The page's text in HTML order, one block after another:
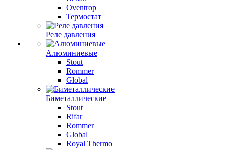
Oventrop
Термостат
Реле давления
Алюминиевые
Stout
Rommer
Global
Биметаллические
Stout
Rifar
Rommer
Global
Royal Thermo